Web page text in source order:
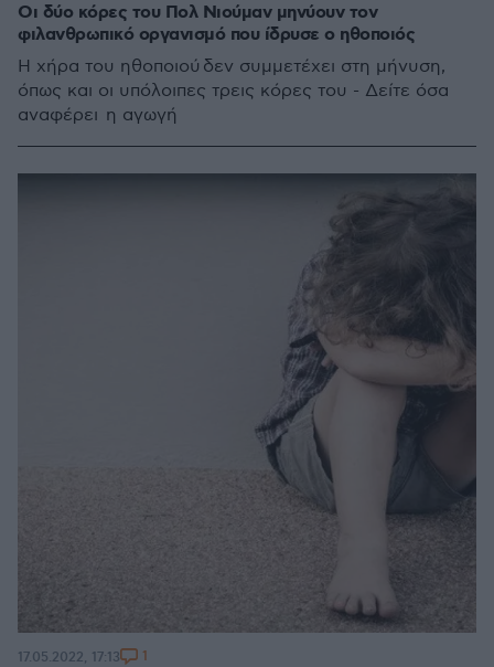
Οι δύο κόρες του Πολ Νιούμαν μηνύουν τον
φιλανθρωπικό οργανισμό που ίδρυσε ο ηθοποιός
Η χήρα του ηθοποιού δεν συμμετέχει στη μήνυση,
όπως και οι υπόλοιπες τρεις κόρες του - Δείτε όσα
αναφέρει η αγωγή
17.05.2022, 17:13 1